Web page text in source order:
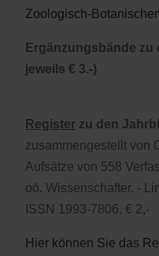
Zoologisch-
Ergänzungsbände
jeweils € 3.-)
Register zu den
zusammengestellt von
Aufsätze von 558
oö. Wissenschafter. -
ISSN 1993-7806, € 2,-
Hier können Sie das